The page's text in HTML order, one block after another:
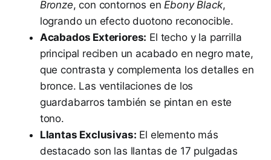
Bronze, con contornos en Ebony Black,
logrando un efecto duotono reconocible.
Acabados Exteriores: El techo y la parrilla
principal reciben un acabado en negro mate,
que contrasta y complementa los detalles en
bronce. Las ventilaciones de los
guardabarros también se pintan en este
tono.
Llantas Exclusivas: El elemento más
destacado son las llantas de 17 pulgadas